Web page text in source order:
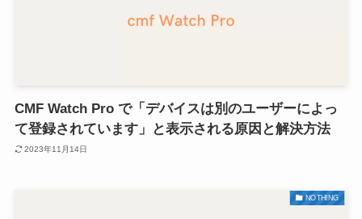
CMF Watch Pro で「デバイスは別のユーザーによっ
て登録されています」と表示される原因と解決方法
2023年11月14日
NOTHING